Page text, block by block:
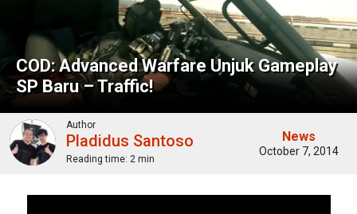
COD: Advanced Warfare Unjuk Gameplay
SP Baru – Traffic!
Author
Pladidus Santoso
Reading time: 2 min
News
October 7, 2014